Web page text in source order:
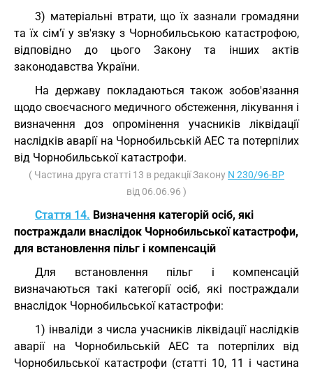
3) матеріальні втрати, що їх зазнали громадяни
та їх сім'ї у зв'язку з Чорнобильською катастрофою,
відповідно до цього Закону та інших актів
законодавства України.
На державу покладаються також зобов'язання
щодо своєчасного медичного обстеження, лікування і
визначення доз опромінення учасників ліквідації
наслідків аварії на Чорнобильській АЕС та потерпілих
від Чорнобильської катастрофи.
( Частина друга статті 13 в редакції Закону N 230/96-ВР
від 06.06.96 )
Стаття 14. Визначення категорій осіб, які
постраждали внаслідок Чорнобильської катастрофи,
для встановлення пільг і компенсацій
Для встановлення пільг і компенсацій
визначаються такі категорії осіб, які постраждали
внаслідок Чорнобильської катастрофи:
1) інваліди з числа учасників ліквідації наслідків
аварії на Чорнобильській АЕС та потерпілих від
Чорнобильської катастрофи (статті 10, 11 і частина